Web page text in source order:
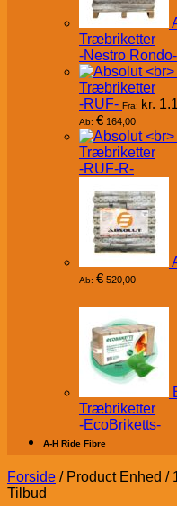
Træbriketter
-Nestro
Træbriketter
-RUF- Fra: kr.
Ab: € 164,00
Træbriketter
-RUF-R-
Ab: € 520,00
Træbriketter
-EcoBriketts-
A-H Ride Fibre
Forside /Product Enhed /
Tilbud